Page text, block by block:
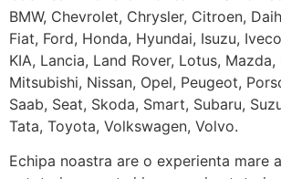
BMW, Chevrolet, Chrysler, Citroen,
Fiat, Ford, Honda, Hyundai, Isuzu,
KIA, Lancia, Land Rover, Lotus, Mazda,
Mitsubishi, Nissan, Opel, Peugeot,
Saab, Seat, Skoda, Smart, Subaru,
Tata, Toyota, Volkswagen, Volvo.
Echipa noastra are o experienta mare